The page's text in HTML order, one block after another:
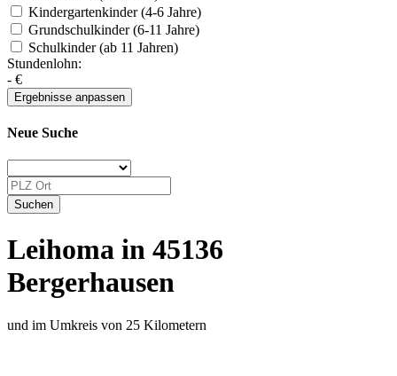
Kindergartenkinder (4-6 Jahre)
Grundschulkinder (6-11 Jahre)
Schulkinder (ab 11 Jahren)
Stundenlohn:
- €
Neue Suche
Leihoma in 45136
Bergerhausen
und im Umkreis von 25 Kilometern